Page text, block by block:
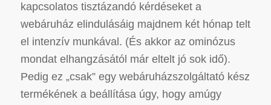
kapcsolatos tisztázandó kérdéseket a
webáruház elindulásáig majdnem két hónap telt
el intenzív munkával. (És akkor az ominózus
mondat elhangzásától már eltelt jó sok idő).
Pedig ez „csak” egy webáruházszolgáltató kész
termékének a beállítása úgy, hogy amúgy